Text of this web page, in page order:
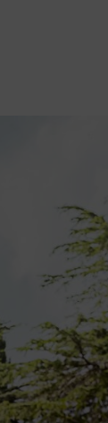
corretamente
semana –